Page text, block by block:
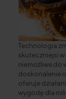
Technologia
skuteczniejsi
niemożliwe do
doskonalenie
oferuje
wygodę dla